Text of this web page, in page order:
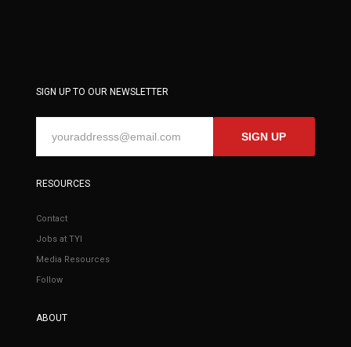
SIGN UP TO OUR NEWSLETTER
SIGN UP
RESOURCES
Contact
Jobs at TYI
Media Resources
Follow
ABOUT